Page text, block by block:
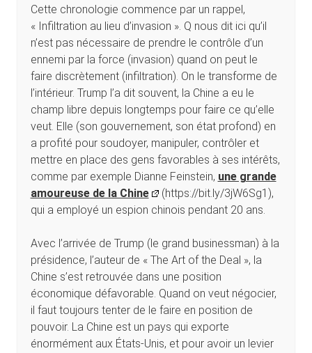
Cette chronologie commence par un rappel,
« Infiltration au lieu d’invasion ». Q nous dit ici qu’il
n’est pas nécessaire de prendre le contrôle d’un
ennemi par la force (invasion) quand on peut le
faire discrètement (infiltration). On le transforme de
l’intérieur. Trump l’a dit souvent, la Chine a eu le
champ libre depuis longtemps pour faire ce qu’elle
veut. Elle (son gouvernement, son état profond) en
a profité pour soudoyer, manipuler, contrôler et
mettre en place des gens favorables à ses intérêts,
comme par exemple Dianne Feinstein, une grande
amoureuse de la Chine
(https://bit.ly/3jW6Sg1),
qui a employé un espion chinois pendant 20 ans.
Avec l’arrivée de Trump (le grand businessman) à la
présidence, l’auteur de « The Art of the Deal », la
Chine s’est retrouvée dans une position
économique défavorable. Quand on veut négocier,
il faut toujours tenter de le faire en position de
pouvoir. La Chine est un pays qui exporte
énormément aux États-Unis, et pour avoir un levier